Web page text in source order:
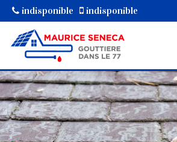
indisponible indisponible